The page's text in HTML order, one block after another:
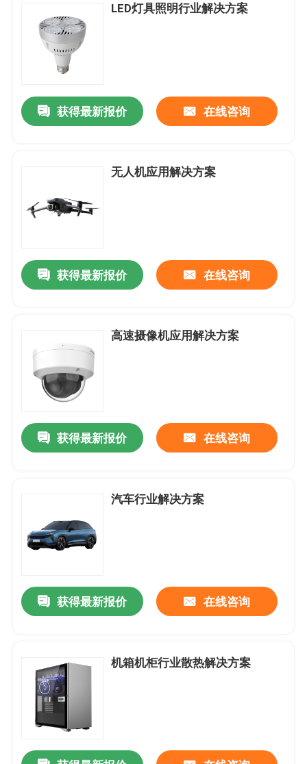
首页
联系我们
应用案例
DC-直流轴流风扇
DC-直流鼓风机
无框架-支架风扇
DC-直流横流风扇
LED灯具照明行业解决方案
获得最新报价 在线咨询
无人机应用解决方案
获得最新报价 在线咨询
高速摄像机应用解决方案
获得最新报价 在线咨询
汽车行业解决方案
获得最新报价 在线咨询
机箱机柜行业散热解决方案